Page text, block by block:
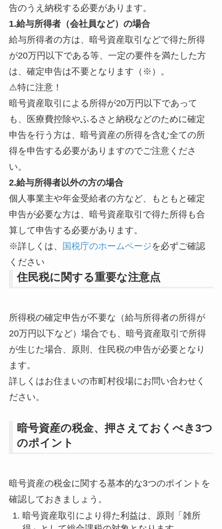
告のうえ納税する必要があります。
1.給与所得者（会社員など）の場合
給与所得者の方は、暗号資産取引などで得た所得
が20万円以下である等、一定の要件を満たした方
は、確定申告は不要となります（※）。
⚠️特に注意！
暗号資産取引による所得が20万円以下であって
も、医療費控除やふるさと納税などのために確定
申告を行う方は、暗号資産の所得を含む全ての所
得を申告する必要がありますのでご注意くださ
い。
2.給与所得者以外の方の場合
個人事業主や年金受給者の方など、もともと確定
申告が必要な方は、暗号資産取引で得た所得も合
算して申告する必要があります。
※詳しくは、
国税庁のホームページを必ずご確認
ください
住民税に関する重要な注意点
所得税の確定申告が不要な（給与所得者の所得が
20万円以下など）場合でも、暗号資産取引で所得
が生じた場合、原則、住民税の申告が必要となり
ます。
詳しくはお住まいの市町村役場にお問い合わせく
ださい。
暗号資産の税金、押さえておくべき3つ
のポイント
暗号資産の税金に関する基本的な3つのポイントを
確認しておきましょう。
暗号資産取引により得た利益は、原則「雑所